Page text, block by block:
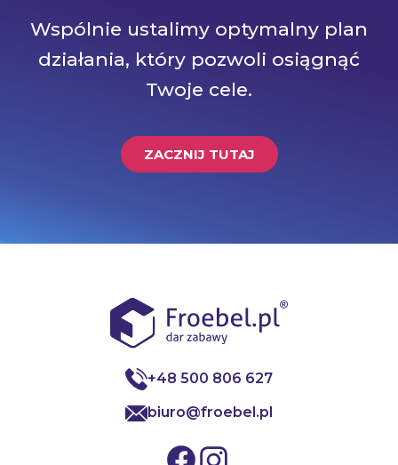
Wspólnie ustalimy optymalny plan
działania, który pozwoli osiągnąć
Twoje cele.
ZACZNIJ TUTAJ
+48 500 806 627
biuro@froebel.pl